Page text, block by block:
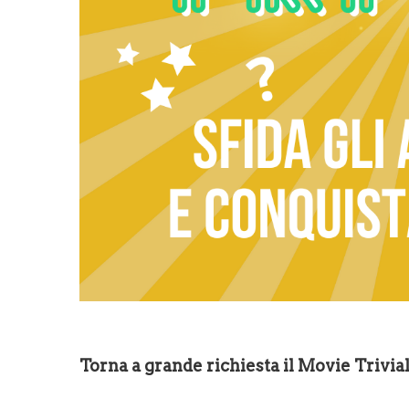
Torna a grande richiesta il Movie Trivial